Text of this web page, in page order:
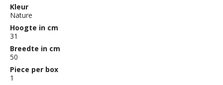
Kleur
Nature
Hoogte in cm
31
Breedte in cm
50
Piece per box
1